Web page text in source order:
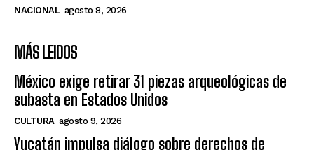
NACIONAL agosto 8, 2026
MÁS LEIDOS
México exige retirar 31 piezas arqueológicas de
subasta en Estados Unidos
CULTURA agosto 9, 2026
Yucatán impulsa diálogo sobre derechos de